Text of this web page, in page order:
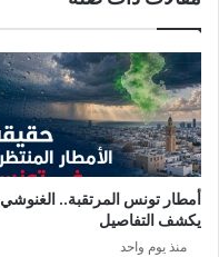
ج
م
ي
ة
ا
ل
ز
ر
ض
ا
ن
2
0
1
9
أمطار تونس المرتقبة.. الغنوشي
يكشف التفاصيل
منذ يوم واحد